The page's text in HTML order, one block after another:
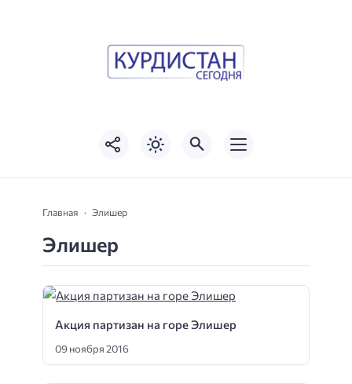
Главная Элишер
Элишер
Акция партизан на горе Элишер
09 ноября 2016